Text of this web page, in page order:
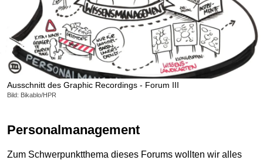
Ausschnitt des Graphic Recordings - Forum III
Bild: Bikablo/HPR
Personalmanagement
Zum Schwerpunktthema dieses Forums wollten wir alles